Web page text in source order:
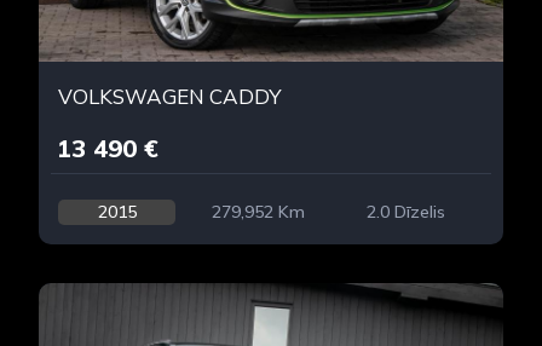
VOLKSWAGEN CADDY
13 490 €
2015 279,952 Km 2.0 Dīzelis